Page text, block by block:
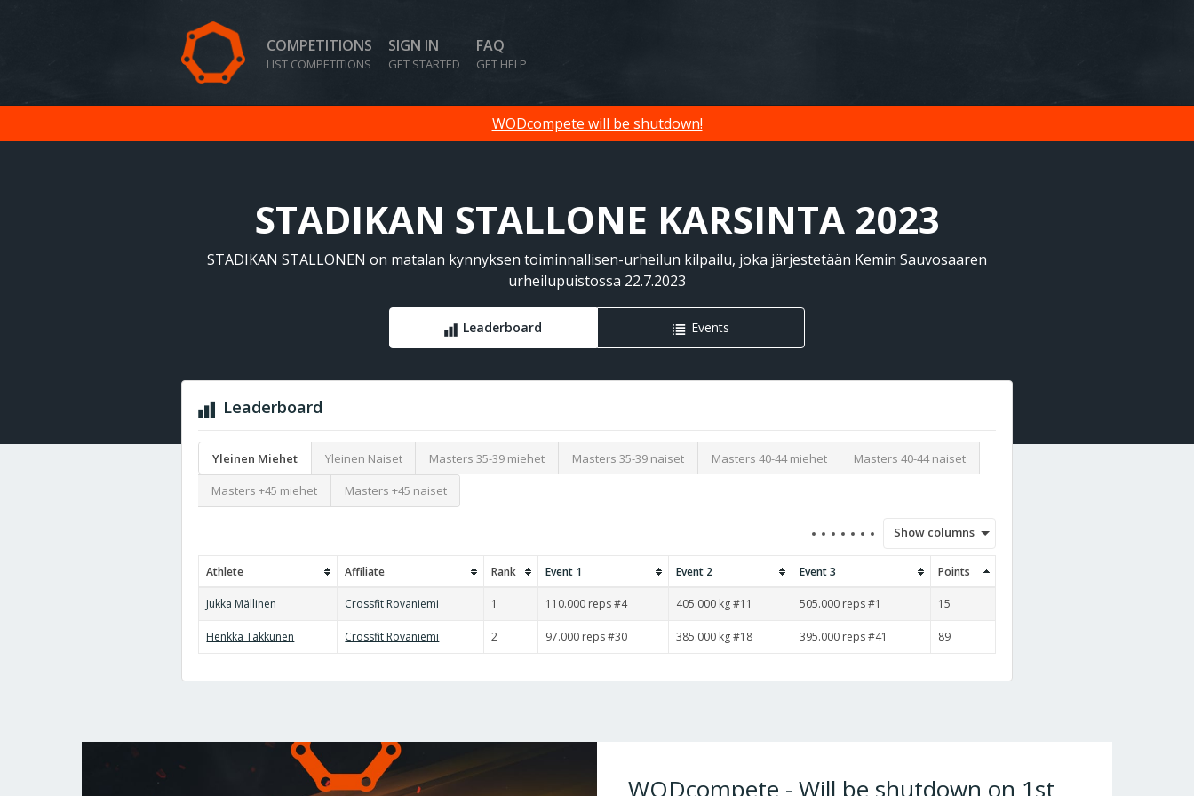
COMPETITIONS
LIST COMPETITIONS
SIGN IN
GET STARTED
FAQ
GET HELP
WODcompete will be shutdown!
STADIKAN STALLONE KARSINTA 2023
STADIKAN STALLONEN on matalan kynnyksen toiminnallisen-urheilun kilpailu, joka järjestetään Kemin Sauvosaaren
urheilupuistossa 22.7.2023
Leaderboard Events
Leaderboard
Yleinen Miehet Yleinen Naiset Masters 35-39 miehet Masters 35-39 naiset Masters 40-44 miehet Masters 40-44 naiset
Masters +45 miehet Masters +45 naiset
Show columns
Athlete Affiliate Rank Event 1 Event 2 Event 3 Points
Jukka Mällinen Crossfit Rovaniemi 1 110.000 reps #4 405.000 kg #11 505.000 reps #1 15
Henkka Takkunen Crossfit Rovaniemi 2 97.000 reps #30 385.000 kg #18 395.000 reps #41 89
WODcompete - Will be shutdown on 1st